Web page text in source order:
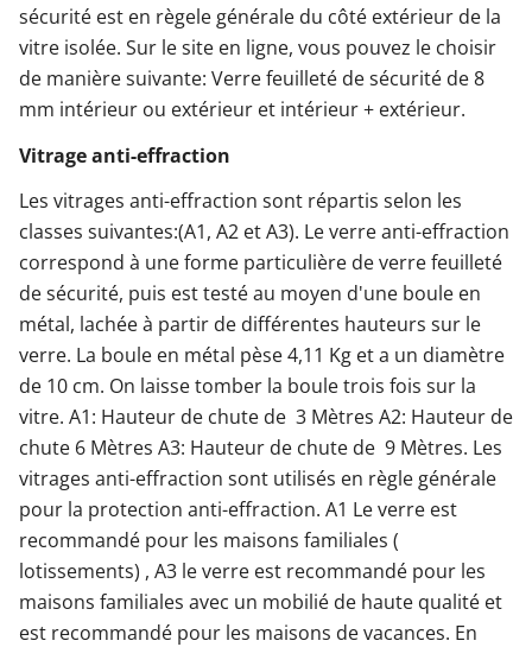
sécurité est en règele générale du côté extérieur de la
vitre isolée. Sur le site en ligne, vous pouvez le choisir
de manière suivante: Verre feuilleté de sécurité de 8
mm intérieur ou extérieur et intérieur + extérieur.
Vitrage anti-effraction
Les vitrages anti-effraction sont répartis selon les
classes suivantes:(A1, A2 et A3). Le verre anti-effraction
correspond à une forme particulière de verre feuilleté
de sécurité, puis est testé au moyen d'une boule en
métal, lachée à partir de différentes hauteurs sur le
verre. La boule en métal pèse 4,11 Kg et a un diamètre
de 10 cm. On laisse tomber la boule trois fois sur la
vitre. A1: Hauteur de chute de 3 Mètres A2: Hauteur de
chute 6 Mètres A3: Hauteur de chute de 9 Mètres. Les
vitrages anti-effraction sont utilisés en règle générale
pour la protection anti-effraction. A1 Le verre est
recommandé pour les maisons familiales (
lotissements) , A3 le verre est recommandé pour les
maisons familiales avec un mobilié de haute qualité et
est recommandé pour les maisons de vacances. En